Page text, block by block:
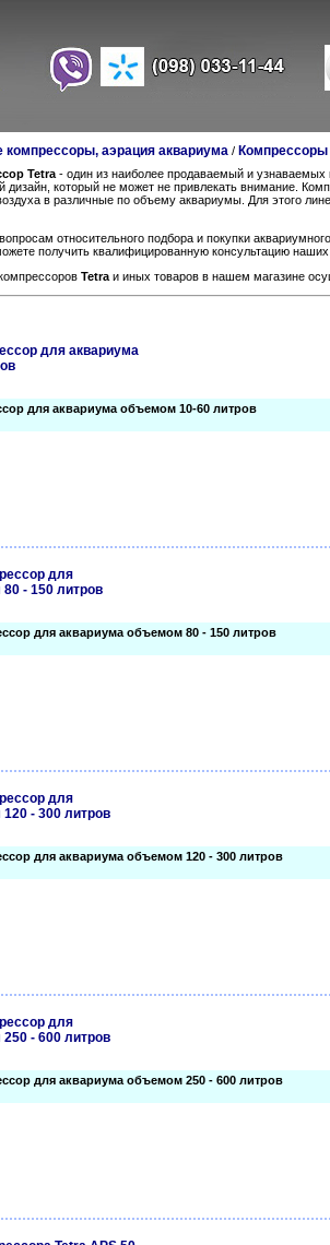
аэрация аквариума / Компрессоры
Tetra - один из наиболее продаваемый и узнаваемых
который не может не привлекать внимание.
в различные по объему аквариумы. Для этого
относительного подбора и покупки
получить квалифицированную консультацию наших
Tetra и иных товаров в нашем магазине
для аквариума
для аквариума объемом 10-60 литров
для
- 150 литров
для аквариума объемом 80 - 150 литров
для
- 300 литров
для аквариума объемом 120 - 300 литров
для
- 600 литров
для аквариума объемом 250 - 600 литров